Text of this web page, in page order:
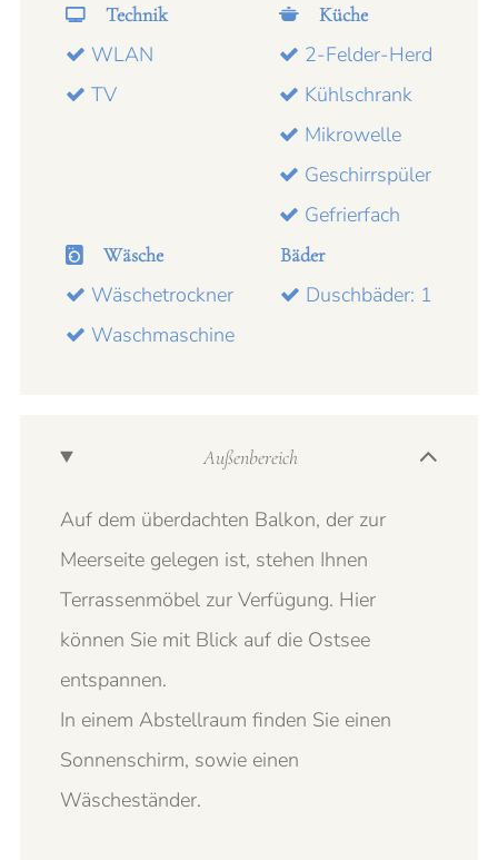
Technik
WLAN
TV
Küche
2-Felder-Herd
Kühlschrank
Mikrowelle
Geschirrspüler
Gefrierfach
Wäsche
Wäschetrockner
Waschmaschine
Bäder
Duschbäder: 1
Außenbereich
Auf dem überdachten Balkon, der zur
Meerseite gelegen ist, stehen Ihnen
Terrassenmöbel zur Verfügung. Hier
können Sie mit Blick auf die Ostsee
entspannen.
In einem Abstellraum finden Sie einen
Sonnenschirm, sowie einen
Wäscheständer.